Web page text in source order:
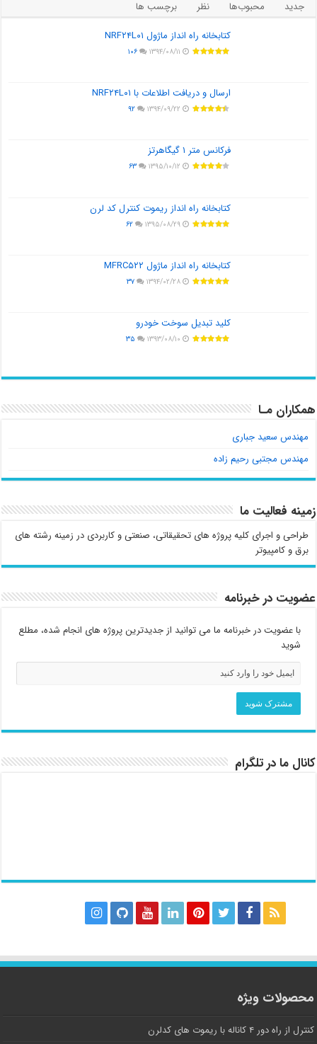
جدید محبوب‌ها نظر
برچسب ها
کتابخانه راه انداز ماژول NRF۲۴L۰۱
۱۳۹۴/۰۸/۱۱ ۱۰۶
ارسال و دریافت اطلاعات با NRF۲۴L۰۱
۱۳۹۴/۰۹/۲۲ ۹۲
فرکانس متر ۱ گیگاهرتز
۱۳۹۵/۱۰/۱۲ ۶۳
کتابخانه راه انداز ریموت کنترل کد لرن
۱۳۹۵/۰۸/۲۹ ۶۲
کتابخانه راه انداز ماژول MFRC۵۲۲
۱۳۹۴/۰۲/۲۸ ۳۷
کلید تبدیل سوخت خودرو
۱۳۹۳/۰۸/۱۰ ۳۵
همکاران مـا
مهندس سعید جباری
مهندس مجتبی رحیم زاده
زمینه فعالیت ما
طراحی و اجرای کلیه پروژه های تحقیقاتی، صنعتی و کاربردی در زمینه رشته های
برق و کامپیوتر
عضویت در خبرنامه
با عضویت در خبرنامه ما می توانید از جدیدترین پروژه های انجام شده، مطلع
شوید
کانال ما در تلگرام
محصولات ویژه
کنترل از راه دور ۴ کاناله با ریموت های کدلرن